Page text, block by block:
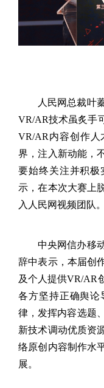
人民网总裁叶
VR/AR技术虽炙手
VR/AR 内容创作人
界，注入新动能，
要始终关注并积极
示，在本次大赛上
入人民网视频团队。
中央网信办移
辞中表示，本届创
及个人提供VR/AR
各方坚持正确舆论
律，发挥内容选题
新技术调动优质资
络原创内容制作水
展。